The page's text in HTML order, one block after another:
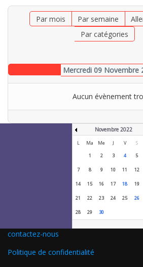
Par mois Par semaine
Par catégories
Mercredi 09 Novembre
Aucun évènement
Novembre 2022
L Ma Me J V S
1
2 3 4 5
7 8 9 10 11 12
14 15 16 17 18 19
21 22 23 24 25 26
28 29 30
contactez-nous
Politique de confidentialité